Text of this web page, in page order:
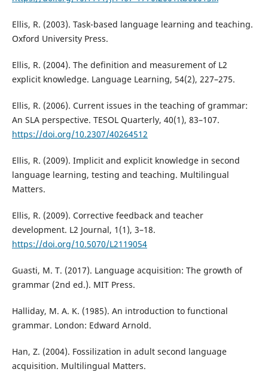
Ellis, R. (2003). Task-based language learning and teaching.
Oxford University Press.
Ellis, R. (2004). The definition and measurement of L2
explicit knowledge. Language Learning, 54(2), 227–275.
Ellis, R. (2006). Current issues in the teaching of grammar:
An SLA perspective. TESOL Quarterly, 40(1), 83–107.
https://doi.org/10.2307/40264512
Ellis, R. (2009). Implicit and explicit knowledge in second
language learning, testing and teaching. Multilingual
Matters.
Ellis, R. (2009). Corrective feedback and teacher
development. L2 Journal, 1(1), 3–18.
https://doi.org/10.5070/L2119054
Guasti, M. T. (2017). Language acquisition: The growth of
grammar (2nd ed.). MIT Press.
Halliday, M. A. K. (1985). An introduction to functional
grammar. London: Edward Arnold.
Han, Z. (2004). Fossilization in adult second language
acquisition. Multilingual Matters.